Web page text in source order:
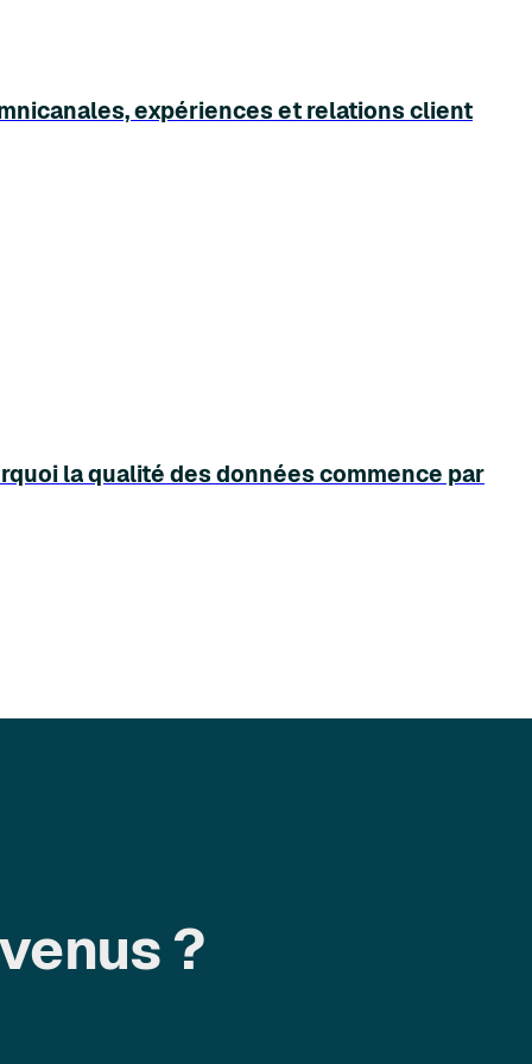
expériences et relations client
la qualité des données commence par
?